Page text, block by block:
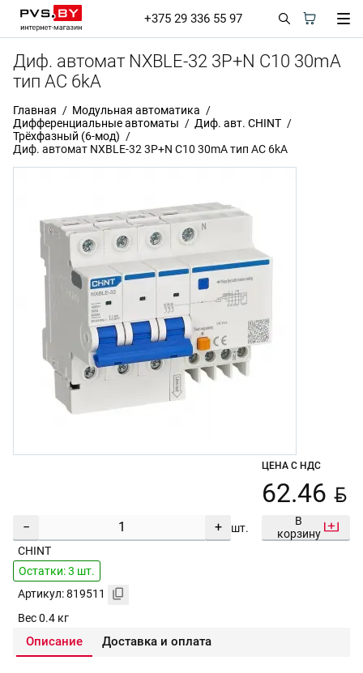
+375 29 336 55 97
Диф. автомат NXBLE-32 3P+N C10 30mA
тип AC 6kA
Главная
Модульная автоматика
Дифференциальные автоматы
Диф. авт. CHINT
Трёхфазный (6-мод)
Диф. автомат NXBLE-32 3P+N C10 30mA тип AC 6kA
− + шт.
ЦЕНА С НДС
62.46 BYN
В
корзину
CHINT
Остатки: 3 шт.
Артикул: 819511
Вес 0.4 кг
Описание Доставка и оплата